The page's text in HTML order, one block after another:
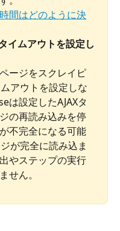
間はどのように決
イムアウトを設定し
ージをスクレイピ
アウトを設定しな
は設定したAJAXタ
の再読み込みを停
不完全になる可能
が完全に読み込ま
やステップの実行
せん。